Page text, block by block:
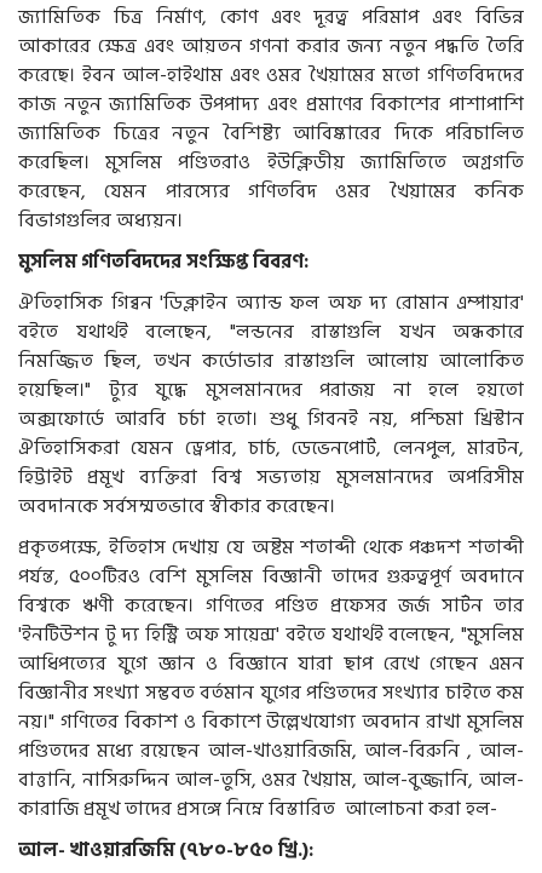
জ্যামিতিক চিত্র নির্মাণ, কোণ এবং দূরত্ব পরিমাপ এবং বিভিন্ন
আকারের ক্ষেত্র এবং আয়তন গণনা করার জন্য নতুন পদ্ধতি তৈরি
করেছে। ইবন আল-হাইথাম এবং ওমর খৈয়ামের মতো গণিতবিদদের
কাজ নতুন জ্যামিতিক উপপাদ্য এবং প্রমাণের বিকাশের পাশাপাশি
জ্যামিতিক চিত্রের নতুন বৈশিষ্ট্য আবিষ্কারের দিকে পরিচালিত
করেছিল। মুসলিম পণ্ডিতরাও ইউক্লিডীয় জ্যামিতিতে অগ্রগতি
করেছেন, যেমন পারস্যের গণিতবিদ ওমর খৈয়ামের কনিক
বিভাগগুলির অধ্যয়ন।
মুসলিম গণিতবিদদের সংক্ষিপ্ত বিবরণ:
ঐতিহাসিক গিব্বন 'ডিক্লাইন অ্যান্ড ফল অফ দ্য রোমান এম্পায়ার'
বইতে যথার্থই বলেছেন, "লন্ডনের রাস্তাগুলি যখন অন্ধকারে
নিমজ্জিত ছিল, তখন কর্ডোভার রাস্তাগুলি আলোয় আলোকিত
হয়েছিল।" ট্যুর যুদ্ধে মুসলমানদের পরাজয় না হলে হয়তো
অক্সফোর্ডে আরবি চর্চা হতো। শুধু গিবনই নয়, পশ্চিমা খ্রিস্টান
ঐতিহাসিকরা যেমন ড্রেপার, চার্চ, ডেভেনপোর্ট, লেনপুল, মারটন,
হিট্টাইট প্রমূখ ব্যক্তিরা বিশ্ব সভ্যতায় মুসলমানদের অপরিসীম
অবদানকে সর্বসম্মতভাবে স্বীকার করেছেন।
প্রকৃতপক্ষে, ইতিহাস দেখায় যে অষ্টম শতাব্দী থেকে পঞ্চদশ শতাব্দী
পর্যন্ত, ৫০০টিরও বেশি মুসলিম বিজ্ঞানী তাদের গুরুত্বপূর্ণ অবদানে
বিশ্বকে ঋণী করেছেন। গণিতের পণ্ডিত প্রফেসর জর্জ সার্টন তার
'ইনটিউশন টু দ্য হিস্ট্রি অফ সায়েন্স' বইতে যথার্থই বলেছেন, "মুসলিম
আধিপত্যের যুগে জ্ঞান ও বিজ্ঞানে যারা ছাপ রেখে গেছেন এমন
বিজ্ঞানীর সংখ্যা সম্ভবত বর্তমান যুগের পণ্ডিতদের সংখ্যার চাইতে কম
নয়।" গণিতের বিকাশ ও বিকাশে উল্লেখযোগ্য অবদান রাখা মুসলিম
পণ্ডিতদের মধ্যে রয়েছেন আল-খাওয়ারিজমি, আল-বিরুনি , আল-
বাত্তানি, নাসিরুদ্দিন আল-তুসি, ওমর খৈয়াম, আল-বুজ্জানি, আল-
কারাজি প্রমূখ তাদের প্রসঙ্গে নিম্নে বিস্তারিত আলোচনা করা হল-
আল- খাওয়ারজিমি (৭৮০-৮৫০ খ্রি.):